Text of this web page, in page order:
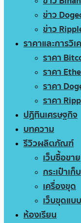
ข่าว
ข่าว
ราคาและการวิเ
ราคา
ราคา
ราคา
ราคา
ปฏิทินเศรษฐกิจ
บทความ
รีวิวผลิตภัณฑ์
เว็บซื้อขาย
กระเป๋าเ
เครื่องขุด
เว็บขุดแบ
ห้องเรียน